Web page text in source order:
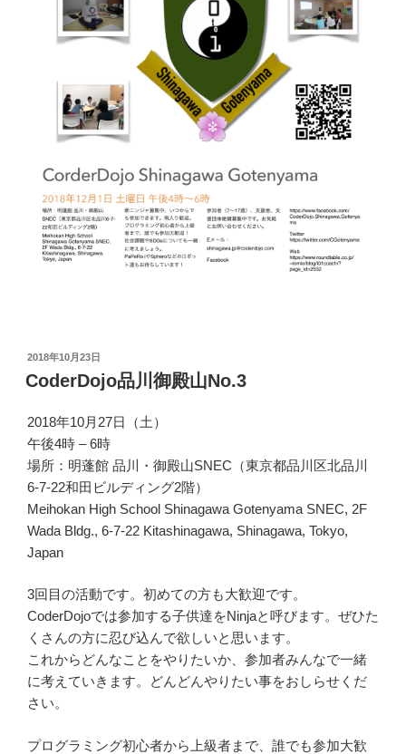
投
稿
日:
2018年10月23日
CoderDojo品川御殿山No.3
2018年10月27日（土）
午後4時 – 6時
場所：明蓬館 品川・御殿山SNEC（東京都品川区北品川
6-7-22和田ビルディング2階）
Meihokan High School Shinagawa Gotenyama SNEC, 2F
Wada Bldg., 6-7-22 Kitashinagawa, Shinagawa, Tokyo,
Japan
3回目の活動です。初めての方も大歓迎です。
CoderDojoでは参加する子供達をNinjaと呼びます。ぜひた
くさんの方に忍び込んで欲しいと思います。
これからどんなことをやりたいか、参加者みんなで一緒
に考えていきます。どんどんやりたい事をおしらせくだ
さい。
プログラミング初心者から上級者まで、誰でも参加大歓